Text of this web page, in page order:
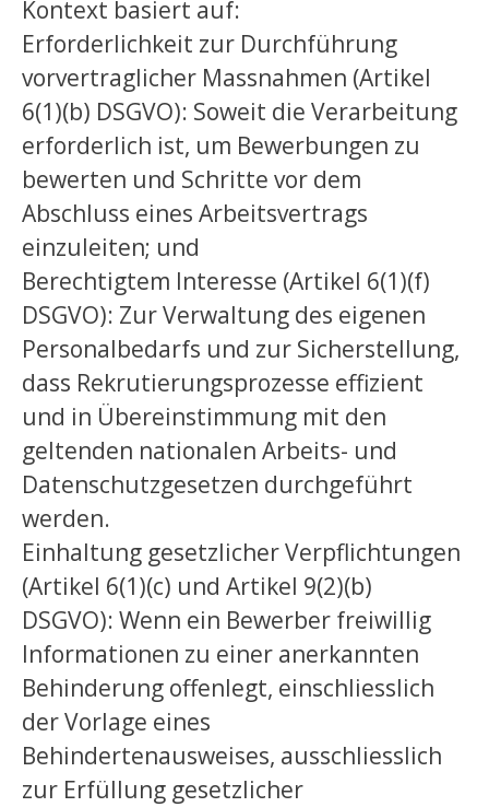
Kontext basiert auf:
Erforderlichkeit zur Durchführung
vorvertraglicher Massnahmen (Artikel
6(1)(b) DSGVO): Soweit die Verarbeitung
erforderlich ist, um Bewerbungen zu
bewerten und Schritte vor dem
Abschluss eines Arbeitsvertrags
einzuleiten; und
Berechtigtem Interesse (Artikel 6(1)(f)
DSGVO): Zur Verwaltung des eigenen
Personalbedarfs und zur Sicherstellung,
dass Rekrutierungsprozesse effizient
und in Übereinstimmung mit den
geltenden nationalen Arbeits- und
Datenschutzgesetzen durchgeführt
werden.
Einhaltung gesetzlicher Verpflichtungen
(Artikel 6(1)(c) und Artikel 9(2)(b)
DSGVO): Wenn ein Bewerber freiwillig
Informationen zu einer anerkannten
Behinderung offenlegt, einschliesslich
der Vorlage eines
Behindertenausweises, ausschliesslich
zur Erfüllung gesetzlicher